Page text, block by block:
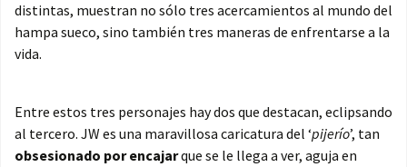
distintas, muestran no sólo tres acercamientos al mundo del
hampa sueco, sino también tres maneras de enfrentarse a la
vida.
Entre estos tres personajes hay dos que destacan, eclipsando
al tercero. JW es una maravillosa caricatura del ‘pijerío’, tan
obsesionado por encajarque se le llega a ver, aguja en